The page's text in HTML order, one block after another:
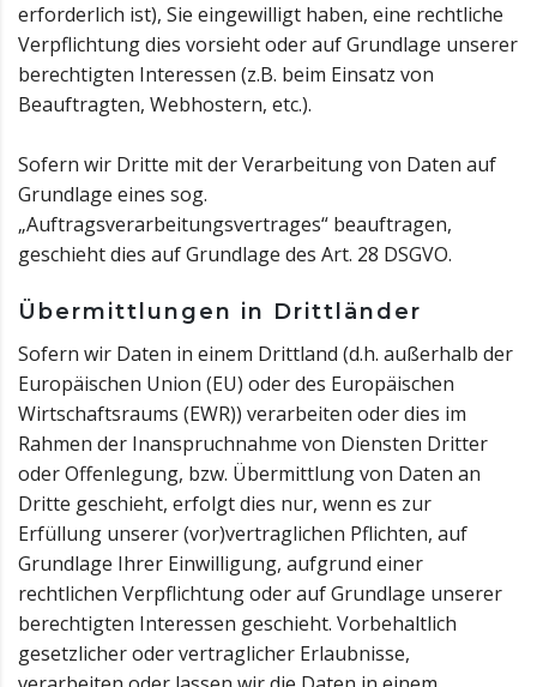
erforderlich ist), Sie eingewilligt haben, eine rechtliche
Verpflichtung dies vorsieht oder auf Grundlage unserer
berechtigten Interessen (z.B. beim Einsatz von
Beauftragten, Webhostern, etc.).
Sofern wir Dritte mit der Verarbeitung von Daten auf
Grundlage eines sog.
„Auftragsverarbeitungsvertrages“ beauftragen,
geschieht dies auf Grundlage des Art. 28 DSGVO.
Übermittlungen in Drittländer
Sofern wir Daten in einem Drittland (d.h. außerhalb der
Europäischen Union (EU) oder des Europäischen
Wirtschaftsraums (EWR)) verarbeiten oder dies im
Rahmen der Inanspruchnahme von Diensten Dritter
oder Offenlegung, bzw. Übermittlung von Daten an
Dritte geschieht, erfolgt dies nur, wenn es zur
Erfüllung unserer (vor)vertraglichen Pflichten, auf
Grundlage Ihrer Einwilligung, aufgrund einer
rechtlichen Verpflichtung oder auf Grundlage unserer
berechtigten Interessen geschieht. Vorbehaltlich
gesetzlicher oder vertraglicher Erlaubnisse,